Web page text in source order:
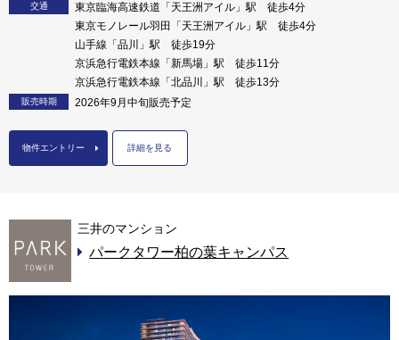
交通
東京臨海高速鉄道「天王洲アイル」駅 徒歩4分
東京モノレール羽田「天王洲アイル」駅 徒歩4分
山手線「品川」駅 徒歩19分
京浜急行電鉄本線「新馬場」駅 徒歩11分
京浜急行電鉄本線「北品川」駅 徒歩13分
販売時期 2026年9月中旬販売予定
物件エントリー 詳細を見る
三井のマンション
パークタワー柏の葉キャンパス